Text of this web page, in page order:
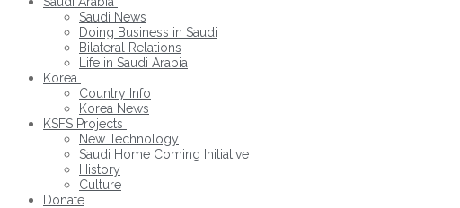
Saudi News
Doing Business in Saudi
Bilateral Relations
Life in Saudi Arabia
Korea
Country Info
Korea News
KSFS Projects
New Technology
Saudi Home Coming Initiative
History
Culture
Donate